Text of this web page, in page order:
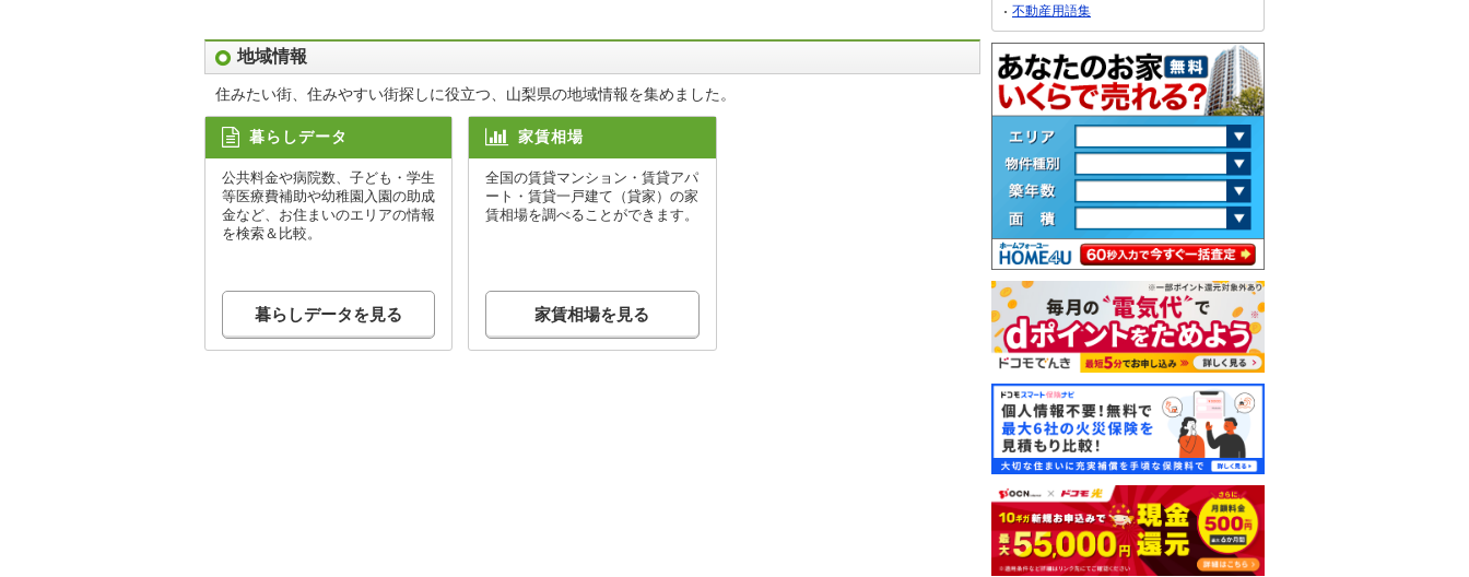
地域情報
住みたい街、住みやすい街探しに役立つ、山梨県の地域情報を集めました。
暮らしデータ
公共料金や病院数、子ども・学生
等医療費補助や幼稚園入園の助成
金など、お住まいのエリアの情報
を検索＆比較。
暮らしデータを見る
家賃相場
全国の賃貸マンション・賃貸アパ
ート・賃貸一戸建て（貸家）の家
賃相場を調べることができます。
家賃相場を見る
不動産用語集